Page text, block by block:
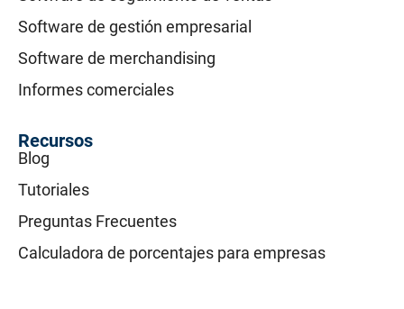
Software de gestión empresarial
Software de merchandising
Informes comerciales
Recursos
Blog
Tutoriales
Preguntas Frecuentes
Calculadora de porcentajes para empresas